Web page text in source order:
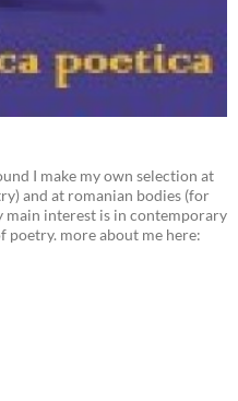
I make my own selection at
and at romanian bodies (for
main interest is in contemporary
poetry. more about me here: